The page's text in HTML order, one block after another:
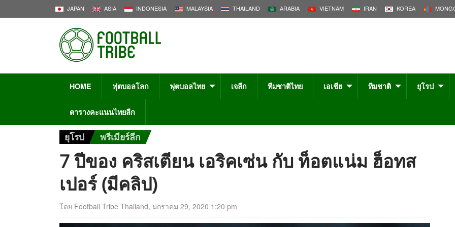
JAPAN ASIA INDONESIA MALAYSIA THAILAND ARABIA VIETNAM IRAN KOREA
HOME ฟุตบอลโลก ฟุตบอลไทย เจลีก ทีมชาติไทย เอเชีย ทีมชาติ ยุโรป
ตารางคะแนนไทยลีก
ยุโรป พรีเมียร์ลีก
7 ปีของ คริสเตียน เอริคเซ่น กับ ท็อตแน่ม ฮ็อทส
เปอร์ (มีคลิป)
โดย Football Tribe Thailand, มกราคม 29, 2020 1:20 pm